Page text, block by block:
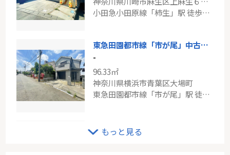
小田急小田原線「柿生」駅 徒歩7分
東急田園都市線「市が尾」中古戸建
-
96.33㎡
神奈川県横浜市青葉区大場町
東急田園都市線「市が尾」駅 徒歩20分
東急東横線「東白楽」中古戸建
-
もっと見る